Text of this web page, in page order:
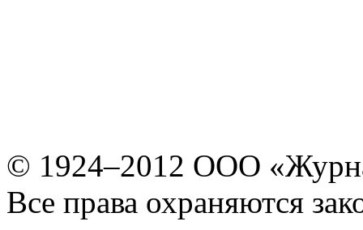
© 1924–2012 ООО
Все права охраняются